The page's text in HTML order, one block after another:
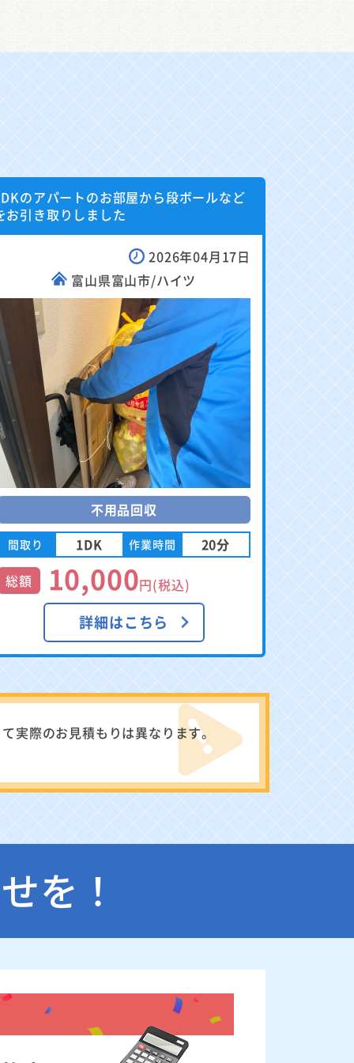
のアパートのお部屋から段ボールなど
お引き取りしました
2026年04月17日
富山県富山市/ハイツ
不用品回収
間取り 1DK 作業時間
20分
総額
10,000円(税込)
詳細はこちら
際のお見積もりは異なります。
を！